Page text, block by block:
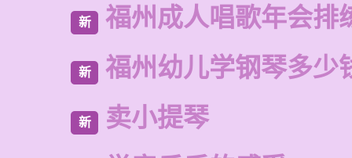
新 福州成人唱歌年会排
新 福州幼儿学钢琴多少
新 卖小提琴